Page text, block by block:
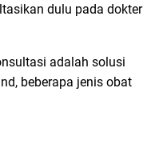
dulu pada dokter
adalah solusi
beberapa jenis obat